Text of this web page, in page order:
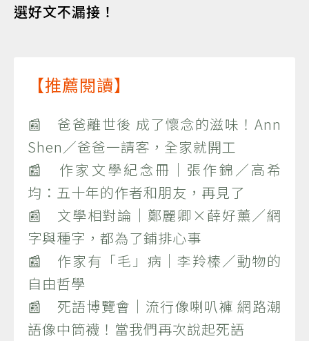
選好文不漏接！
【推薦閱讀】
📰 爸爸離世後 成了懷念的滋味！Ann
Shen／爸爸一請客，全家就開工
📰 作家文學紀念冊｜張作錦／高希
均：五十年的作者和朋友，再見了
📰 文學相對論｜鄭麗卿×薛好薰／網
字與種字，都為了鋪排心事
📰 作家有「毛」病｜李羚榛／動物的
自由哲學
📰 死語博覽會｜流行像喇叭褲 網路潮
語像中筒襪！當我們再次說起死語